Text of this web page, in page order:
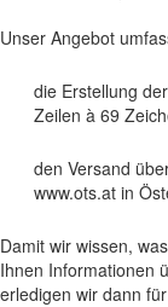
Unser Angebot
die Erstellung
Zeilen à 69
den Versand
www.ots.at in
Damit wir wissen,
Ihnen Informationen
erledigen wir dann